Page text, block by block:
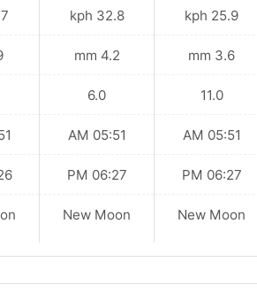
25.9 kph
3.6 mm
11.0
05:51 AM
06:27 PM
New Moon
32.8 kph
4.2 mm
6.0
05:51 AM
06:27 PM
New Moon